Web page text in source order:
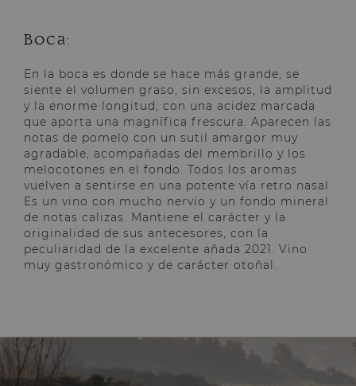
Boca:
En la boca es donde se hace más grande, se
siente el volumen graso, sin excesos, la amplitud
y la enorme longitud, con una acidez marcada
que aporta una magnífica frescura. Aparecen las
notas de pomelo con un sutil amargor muy
agradable, acompañadas del membrillo y los
melocotones en el fondo. Todos los aromas
vuelven a sentirse en una potente vía retro nasal.
Es un vino con mucho nervio y un fondo mineral
de notas calizas. Mantiene el carácter y la
originalidad de sus antecesores, con la
peculiaridad de la excelente añada 2021. Vino
muy gastronómico y de carácter otoñal.